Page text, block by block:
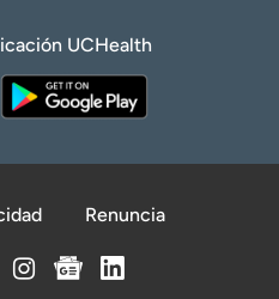
UCHealth
Renuncia